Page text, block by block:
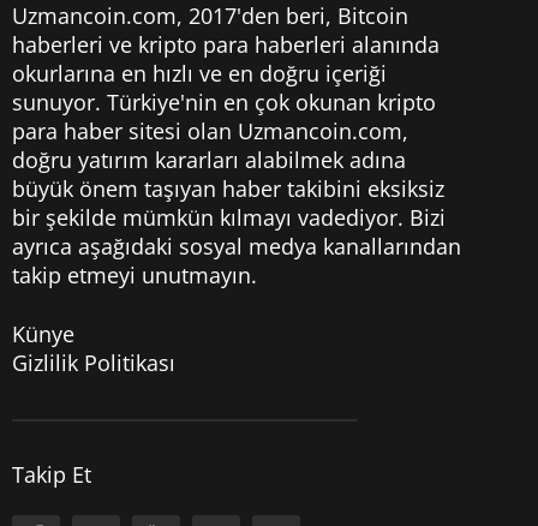
Uzmancoin.com, 2017'den beri, Bitcoin
haberleri ve kripto para haberleri alanında
okurlarına en hızlı ve en doğru içeriği
sunuyor. Türkiye'nin en çok okunan kripto
para haber sitesi olan Uzmancoin.com,
doğru yatırım kararları alabilmek adına
büyük önem taşıyan haber takibini eksiksiz
bir şekilde mümkün kılmayı vadediyor. Bizi
ayrıca aşağıdaki sosyal medya kanallarından
takip etmeyi unutmayın.
Künye
Gizlilik Politikası
Takip Et